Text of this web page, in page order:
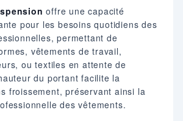
offre une capacité
pour les besoins quotidiens des
permettant de
vêtements de travail,
ou textiles en attente de
du portant facilite la
froissement, préservant ainsi la
des vêtements.